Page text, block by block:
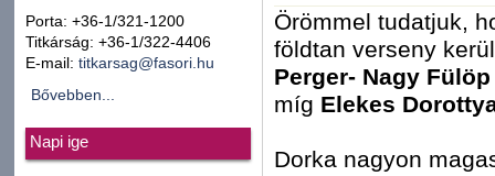
Porta: +36-1/321-1200
Titkárság: +36-1/322-4406
E-mail: titkarsag@fasori.hu
Bővebben...
Napi ige
Örömmel tudatjuk,
földtan verseny
Perger- Nagy
míg Elekes
Dorka nagyon